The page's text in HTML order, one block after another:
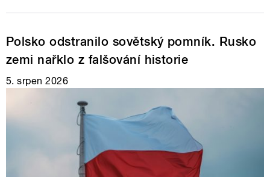
Polsko odstranilo sovětský pomník. Rusko
zemi nařklo z falšování historie
5. srpen 2026